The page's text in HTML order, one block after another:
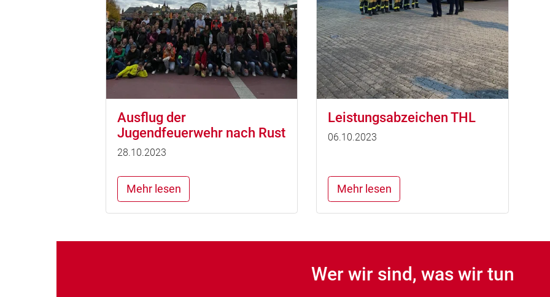
Ausflug der
Jugendfeuerwehr nach Rust
28.10.2023
Mehr lesen
Leistungsabzeichen THL
06.10.2023
Mehr lesen
Wer wir sind, was wir tun